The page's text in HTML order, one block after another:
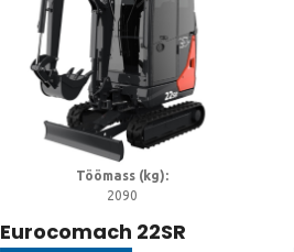
Töömass (kg):
2090
Eurocomach 22SR